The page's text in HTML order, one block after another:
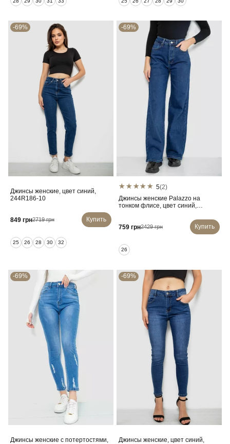
-69%
Джинсы женские, цвет синий,
244R186-10
849 грн2719 грн Купить
25 26 28 30 32
-69%
5(2)
Джинсы женские Palazzo на
тонком флисе, цвет синий,
759 грн2429 грн Купить
26
-69%
Джинсы женские с потертостями,
-69%
Джинсы женские, цвет синий,